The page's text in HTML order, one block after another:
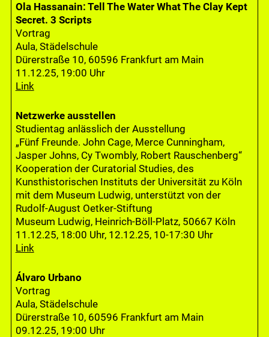
Ola Hassanain: Tell The Water What The Clay Kept
Secret. 3 Scripts
Vortrag
Aula, Städelschule
Dürerstraße 10, 60596 Frankfurt am Main
11.12.25, 19:00 Uhr
Link
Netzwerke ausstellen
Studientag anlässlich der Ausstellung
„Fünf Freunde. John Cage, Merce Cunningham,
Jasper Johns, Cy Twombly, Robert Rauschenberg“
Kooperation der Curatorial Studies, des
Kunsthistorischen Instituts der Universität zu Köln
mit dem Museum Ludwig, unterstützt von der
Rudolf-August Oetker-Stiftung
Museum Ludwig, Heinrich-Böll-Platz, 50667 Köln
11.12.25, 18:00 Uhr, 12.12.25, 10-17:30 Uhr
Link
Álvaro Urbano
Vortrag
Aula, Städelschule
Dürerstraße 10, 60596 Frankfurt am Main
09.12.25, 19:00 Uhr